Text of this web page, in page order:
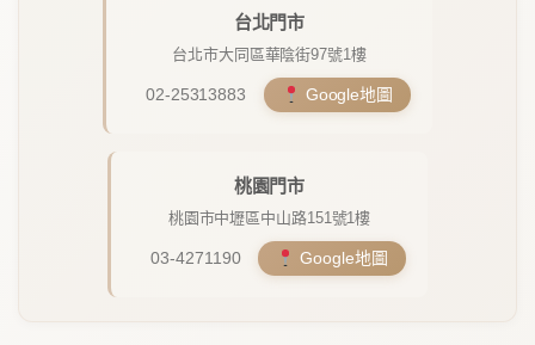
台北門市
台北市大同區華陰街97號1樓
02-25313883 Google地圖
桃園門市
桃園市中壢區中山路151號1樓
03-4271190 Google地圖